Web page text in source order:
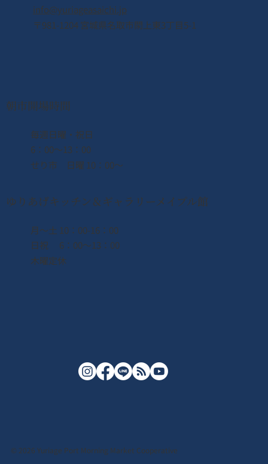
7/26周遊船運休のお知らせ
info@yuriageasaichi.jp
〒981-1204 宮城県名取市閖上東3丁目5-1
朝市開場時間
​毎週日曜・祝日
6：00〜13：00
せり市 日曜 10：00〜
ゆりあげキッチン＆ギャラリーメイプル館
月〜土 10：00-16：00
日祝 6：00〜13：00
木曜定休
© 2026 Yuriage Port Morning Market Cooperative